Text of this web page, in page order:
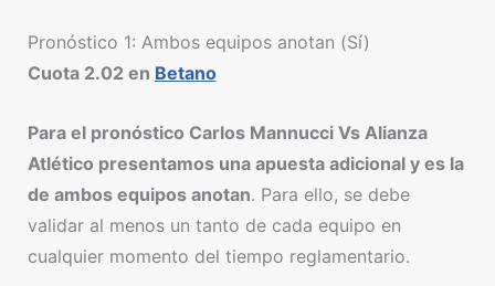
Pronóstico 1: Ambos equipos anotan (Sí)
Cuota 2.02 en Betano
Para el pronóstico Carlos Mannucci Vs Alianza
Atlético presentamos una apuesta adicional y es la
de ambos equipos anotan. Para ello, se debe
validar al menos un tanto de cada equipo en
cualquier momento del tiempo reglamentario.